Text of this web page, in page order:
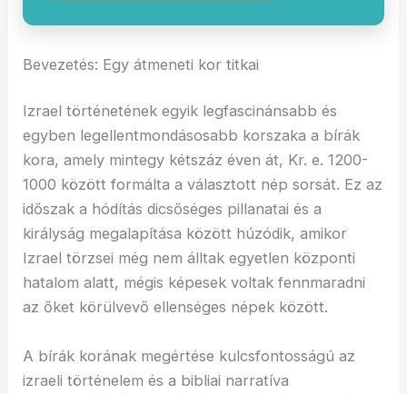
Bevezetés: Egy átmeneti kor titkai
Izrael történetének egyik legfascinánsabb és
egyben legellentmondásosabb korszaka a bírák
kora, amely mintegy kétszáz éven át, Kr. e. 1200-
1000 között formálta a választott nép sorsát. Ez az
időszak a hódítás dicsőséges pillanatai és a
királyság megalapítása között húzódik, amikor
Izrael törzsei még nem álltak egyetlen központi
hatalom alatt, mégis képesek voltak fennmaradni
az őket körülvevő ellenséges népek között.
A bírák korának megértése kulcsfontosságú az
izraeli történelem és a bibliai narratíva